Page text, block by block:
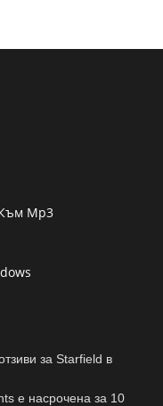
Mp3
за Starfield в
е насрочена за 10